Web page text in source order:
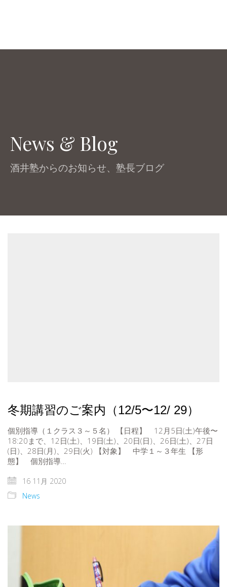
News & Blog
酒井塾からのお知らせ、塾長ブログ
冬期講習のご案内（12/5〜12/ 29）
個別指導（１クラス３～５名） 【日程】 12月5日(土)午後〜
18:20まで、12日(土)、19日(土)、20日(日)、26日(土)、27日
(日)、28日(月)、29日(火) 【対象】 中学１～３年生 【形
態】 個別指導…
16 11月 2020
News